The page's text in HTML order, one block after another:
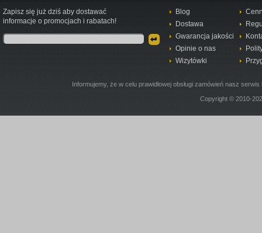
Zapisz się już dziś aby dostawać
informacje o promocjach i rabatach!
Blog
Dostawa
Gwarancja jakości
Opinie o nas
Wizytówki
Informujemy, że w celu prawidłowej obsługi zamówień nasz
Copyright © 2010-